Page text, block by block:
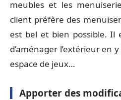
meubles et les
client préfère des
est bel et bien possible. Il
d’aménager l’extérieur en
espace de jeux…
Apporter des